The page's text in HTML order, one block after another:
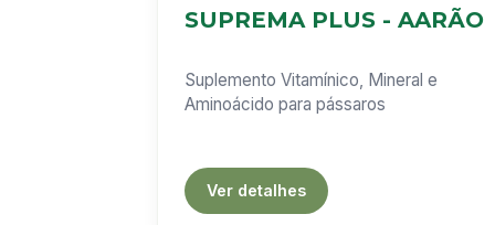
SUPREMA PLUS - AARÃO
Suplemento Vitamínico, Mineral e
Aminoácido para pássaros
Ver detalhes